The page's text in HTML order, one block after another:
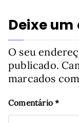
Deixe
O seu
publicado.
marcados com
Comentário*